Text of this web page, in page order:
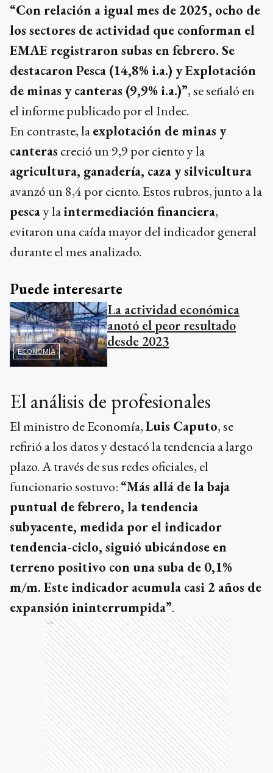
“Con relación a igual mes de 2025, ocho de
los sectores de actividad que conforman el
EMAE registraron subas en febrero. Se
destacaron Pesca (14,8% i.a.) y Explotación
de minas y canteras (9,9% i.a.)”, se señaló en
el informe publicado por el Indec.
En contraste, laexplotación de minas y
canteras creció un 9,9 por ciento y la
agricultura, ganadería, caza y silvicultura
avanzó un 8,4 por ciento. Estos rubros, junto a la
pescay laintermediación financiera,
evitaron una caída mayor del indicador general
durante el mes analizado.
Puede interesarte
ECONOMÍA
La actividad económica
anotó el peor resultado
desde 2023
El análisis de profesionales
El ministro de Economía,Luis Caputo, se
refirió a los datos y destacó la tendencia a largo
plazo. A través de sus redes oficiales, el
funcionario sostuvo: “Más allá de la baja
puntual de febrero, la tendencia
subyacente, medida por el indicador
tendencia-ciclo, siguió ubicándose en
terreno positivo con una suba de 0,1%
m/m. Este indicador acumula casi 2 años de
expansión ininterrumpida”.
Ads